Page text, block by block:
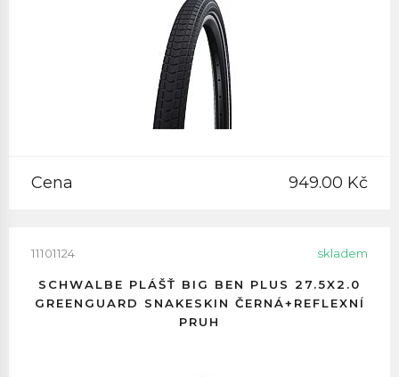
Cena 949.00 Kč
11101124 skladem
SCHWALBE PLÁŠŤ BIG BEN PLUS 27.5X2.0
GREENGUARD SNAKESKIN ČERNÁ+REFLEXNÍ
PRUH